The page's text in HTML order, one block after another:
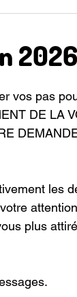
2026
vos pas
DE LA
les
plus